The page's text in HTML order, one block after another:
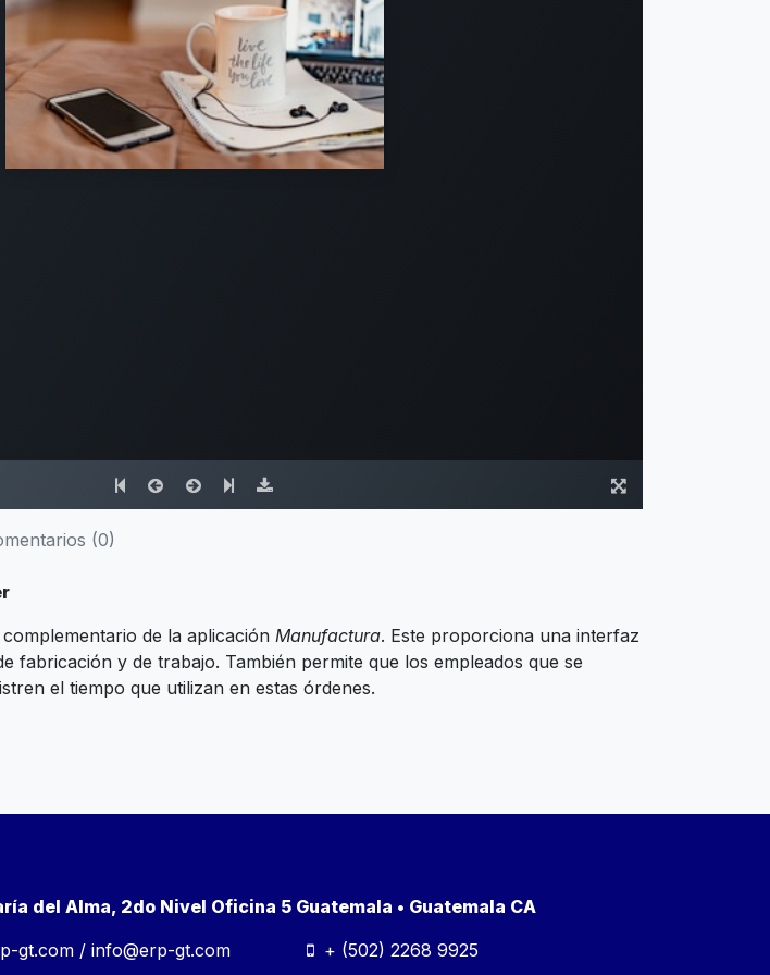
(0)
de la aplicación Manufactura. Este proporciona una interfaz
fabricación y de trabajo. También permite que los empleados que se
el tiempo que utilizan en estas órdenes.
del Alma, 2do Nivel Oficina 5 Guatemala • Guatemala CA
gt.com /info@erp-gt.com + (502) 2268 9925